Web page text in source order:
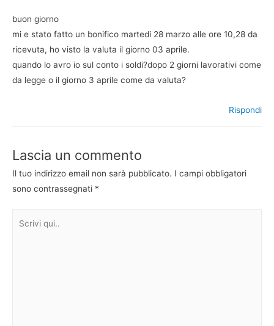
buon giorno
mi e stato fatto un bonifico martedi 28 marzo alle ore 10,28 da
ricevuta, ho visto la valuta il giorno 03 aprile.
quando lo avro io sul conto i soldi?dopo 2 giorni lavorativi come
da legge o il giorno 3 aprile come da valuta?
Rispondi
Lascia un commento
Il tuo indirizzo email non sarà pubblicato. I campi obbligatori
sono contrassegnati *